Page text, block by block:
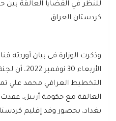
للنظر في القضايا العالقة بين
كردستان العراق.
وذكرت الوزارة في بيان أوردته
الأربعاء 30
التخطيط العراقي محمد علي
العالقة مع حكومة أربيل، عقدت
بغداد، بحضور وفد إقليم